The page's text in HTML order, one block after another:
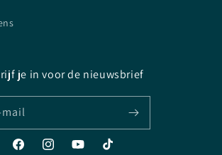
je in voor de nieuwsbrief
FacebookInstagramYouTubeTikTok